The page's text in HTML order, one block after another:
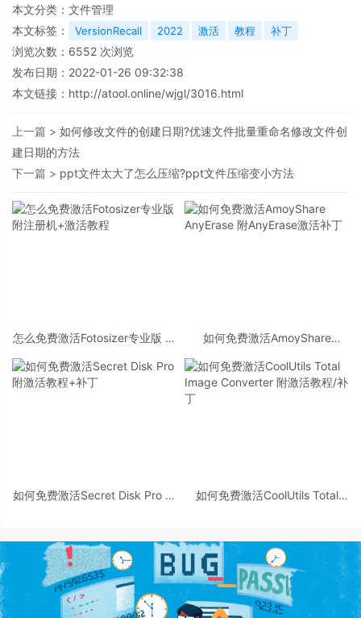
本文分类： 文件管理
本文标签：
VersionRecall 2022 激活 教程 补丁
浏览次数： 6552 次浏览
发布日期：2022-01-26 09:32:38
本文链接： http://atool.online/wjgl/3016.html
上一篇 > 如何修改文件的创建日期?优速文件批量重命名修改文件创
建日期的方法
下一篇 > ppt文件太大了怎么压缩?ppt文件压缩变小方法
怎么免费激活Fotosizer专业版 附
如何免费激活AmoyShare
如何免费激活Secret Disk Pro 附
如何免费激活CoolUtils Total